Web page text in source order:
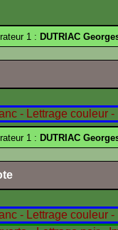
1 : DUTRIAC
1 : DUTRIAC